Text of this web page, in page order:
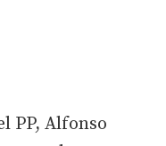
PP, Alfonso